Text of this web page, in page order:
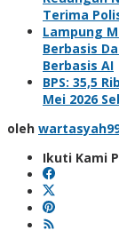
Terima
Lampung
Berbasis
Berbasis AI
BPS: 35,5
Mei 2026
oleh
Ikuti Kami